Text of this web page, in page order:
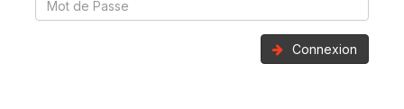
Connexion